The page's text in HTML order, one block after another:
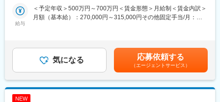
私たちがサービスを展開することで「女性が輝くと世界が輝き、
未来を変える」そのような信念のもとに、当社グループは、ステ
変更の範囲：会社の定める業務
・質の高い看護ケア提供のための体制構築、マニュアル整備、安
全管理業務
・訪問看護の請求業務に関わる管理業務
給与
＜予定年収＞500万円～700万円＜賃金形態＞月給制＜賃金内訳＞
月額（基本給）：270,000円～315,000円その他固定手当/月：
40,000円／サポーター（所長）手当40,000円～80,000円／被服手
当5,000円 ■賞与：年2回■昇給：年1回賃金はあくまでも目安の金
額であり、選考を通じて上下する可能性があります。月給(月額)は
固定手当を含めた表記です。
気になる 応募依頼する
（エージェントサービス）
NEW